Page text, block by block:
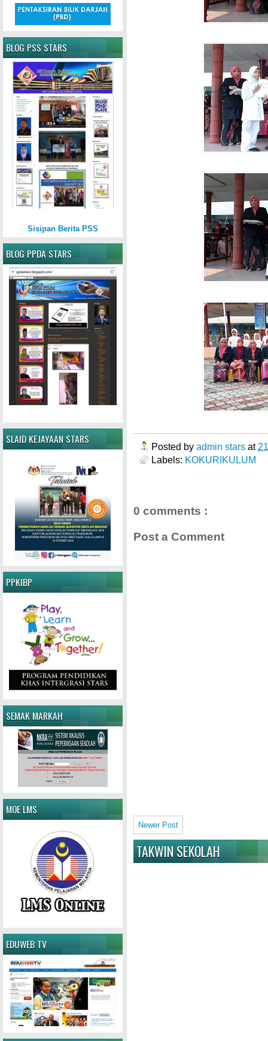
Posted by admin stars at
Labels: KOKURIKULUM
0 comments :
Post a Comment
Newer Post
TAKWIN SEKOLAH
BLOG PSS STARS
Sisipan Berita PSS
BLOG PPDA STARS
SLAID KEJAYAAN STARS
PPKIBP
SEMAK MARKAH
MOE LMS
EDUWEB TV